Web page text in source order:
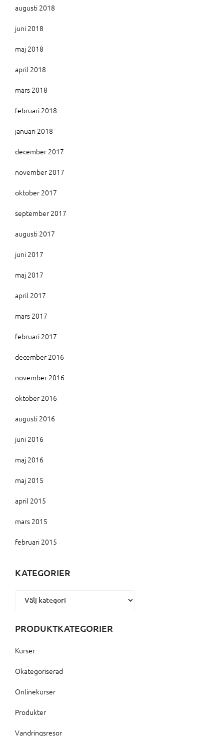
augusti 2018
juni 2018
maj 2018
april 2018
mars 2018
februari 2018
januari 2018
december 2017
november 2017
oktober 2017
september 2017
augusti 2017
juni 2017
maj 2017
april 2017
mars 2017
februari 2017
december 2016
november 2016
oktober 2016
augusti 2016
juni 2016
maj 2016
maj 2015
april 2015
mars 2015
februari 2015
KATEGORIER
Kategorier
PRODUKTKATEGORIER
Kurser
Okategoriserad
Onlinekurser
Produkter
Vandringsresor